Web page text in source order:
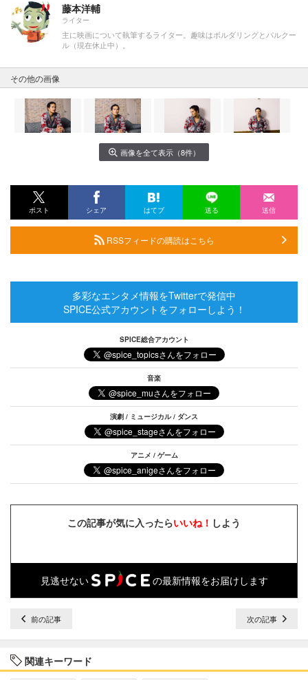
藤本洋輔
ライター
主に映画について執筆するライター。趣味はボルダリングとパルクー
ル（現在休止中）。
その他の画像
画像を全て表示（8件）
ポスト シェア はてブ 送る 送信
RSSフィードの購読はこちら
多彩なエンタメ情報をTwitterで発信中
SPICE公式アカウントをフォローしよう！
SPICE総合アカウント
音楽
演劇 / ミュージカル / ダンス
アニメ / ゲーム
この記事が気に入ったらいいね！ しよう
見逃せない の最新情報をお届けします
前の記事 次の記事
関連キーワード